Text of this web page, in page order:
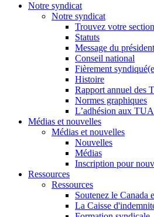
Notre syndicat
Notre syndicat
Trouvez votre
Statuts
Message du
Conseil national
Fièrement
Histoire
Rapport annuel des
Normes graphiques
L’adhésion aux
Médias et nouvelles
Médias et nouvelles
Nouvelles
Médias
Inscription pour
Ressources
Ressources
Soutenez le Canada
La Caisse